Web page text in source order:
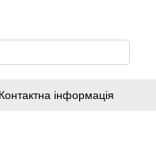
Контактна інформація